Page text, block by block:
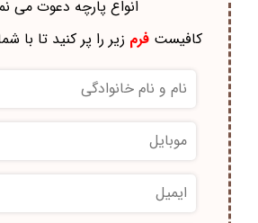
انواع پارچه دعوت می
کافیستفرم زیر را پر کنید تا با